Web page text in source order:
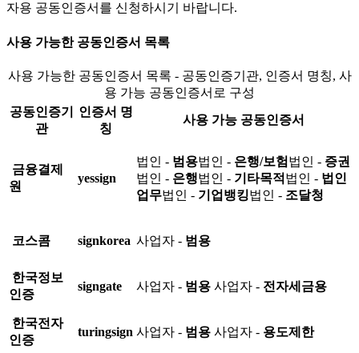
자용 공동인증서를 신청하시기 바랍니다.
사용 가능한 공동인증서 목록
사용 가능한 공동인증서 목록 - 공동인증기관, 인증서 명칭, 사
용 가능 공동인증서로 구성
공동인증기
관
인증서 명
칭
사용 가능 공동인증서
금융결제
원
yessign
법인 - 범용법인 - 은행/보험 법인 - 증권
법인 - 은행법인 - 기타목적 법인 - 법인
업무법인 - 기업뱅킹법인 - 조달청
코스콤 signkorea 사업자 - 범용
한국정보
인증
signgate 사업자 - 범용 사업자 - 전자세금용
한국전자
인증
turingsign 사업자 - 범용 사업자 - 용도제한